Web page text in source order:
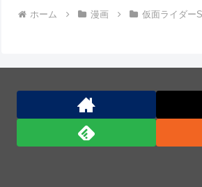
ロシア海軍の太平洋艦隊、日本海や
応」と台湾軍トップ！
日本の商船が中国に臨検された場合
ホーム 漫画 仮面ライダー